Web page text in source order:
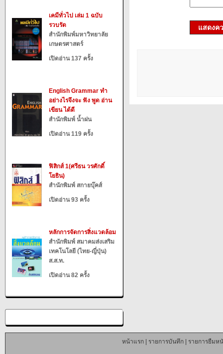
เคมีทั่วไป เล่ม 1 ฉบับ
รวบรัด
สำนักพิมพ์มหาวิทยาลัย
เกษตรศาสตร์
เปิดอ่าน 137 ครั้ง
English Grammar ทำ
อย่างไรจึงจะ ฟัง พูด อ่าน
เขียน ได้ดี
สำนักพิมพ์ น้ำฝน
เปิดอ่าน 119 ครั้ง
ฟิสิกส์ 1(ศรีธน วรศักดิ์
โยธิน)
สำนักพิมพ์ สกายบุ๊คส์
เปิดอ่าน 93 ครั้ง
หลักการจัดการสิ่งแวดล้อม
สำนักพิมพ์ สมาคมส่งเสริม
เทคโนโลยี (ไทย-ญี่ปุ่น)
ส.ส.ท.
เปิดอ่าน 82 ครั้ง
แสดงค
หน้าแรก| รายการบันทึก| รายการยืมห